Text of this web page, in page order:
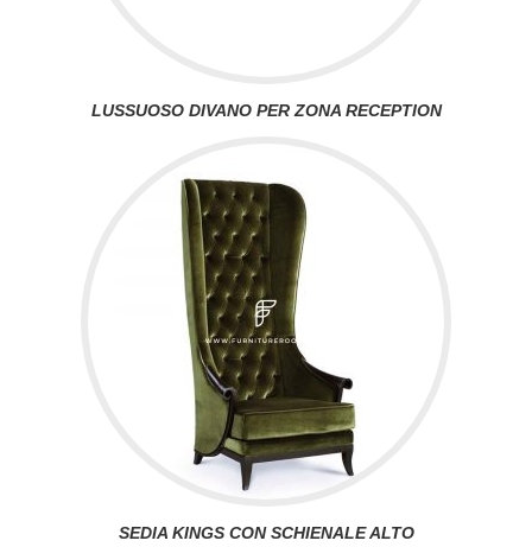
LUSSUOSO DIVANO PER ZONA RECEPTION
SEDIA KINGS CON SCHIENALE ALTO